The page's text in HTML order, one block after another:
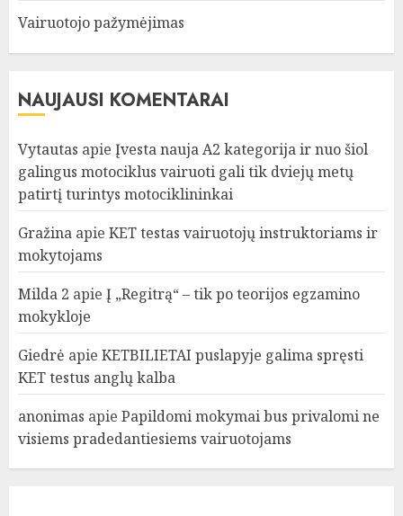
Vairuotojo pažymėjimas
NAUJAUSI KOMENTARAI
Vytautas apie Įvesta nauja A2 kategorija ir nuo šiol
galingus motociklus vairuoti gali tik dviejų metų
patirtį turintys motociklininkai
Gražina apie KET testas vairuotojų instruktoriams ir
mokytojams
Milda 2 apie Į „Regitrą“ – tik po teorijos egzamino
mokykloje
Giedrė apie KETBILIETAI puslapyje galima spręsti
KET testus anglų kalba
anonimas apie Papildomi mokymai bus privalomi ne
visiems pradedantiesiems vairuotojams